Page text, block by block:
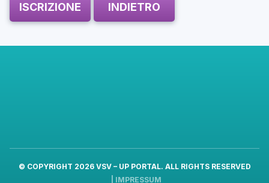
ISCRIZIONE INDIETRO
© COPYRIGHT 2026 VSV – UP PORTAL. ALL RIGHTS RESERVED
IMPRESSUM